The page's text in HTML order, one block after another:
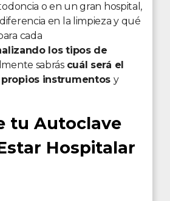
o en un gran hospital,
en la limpieza y qué
cada
los tipos de
sabrás cuál será el
instrumentos y
tu Autoclave
Hospitalar